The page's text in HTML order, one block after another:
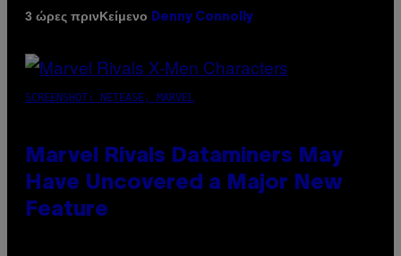
3 ώρες πρινΚείμενο Denny Connolly
SCREENSHOT: NETEASE, MARVEL
Marvel Rivals Dataminers May
Have Uncovered a Major New
Feature